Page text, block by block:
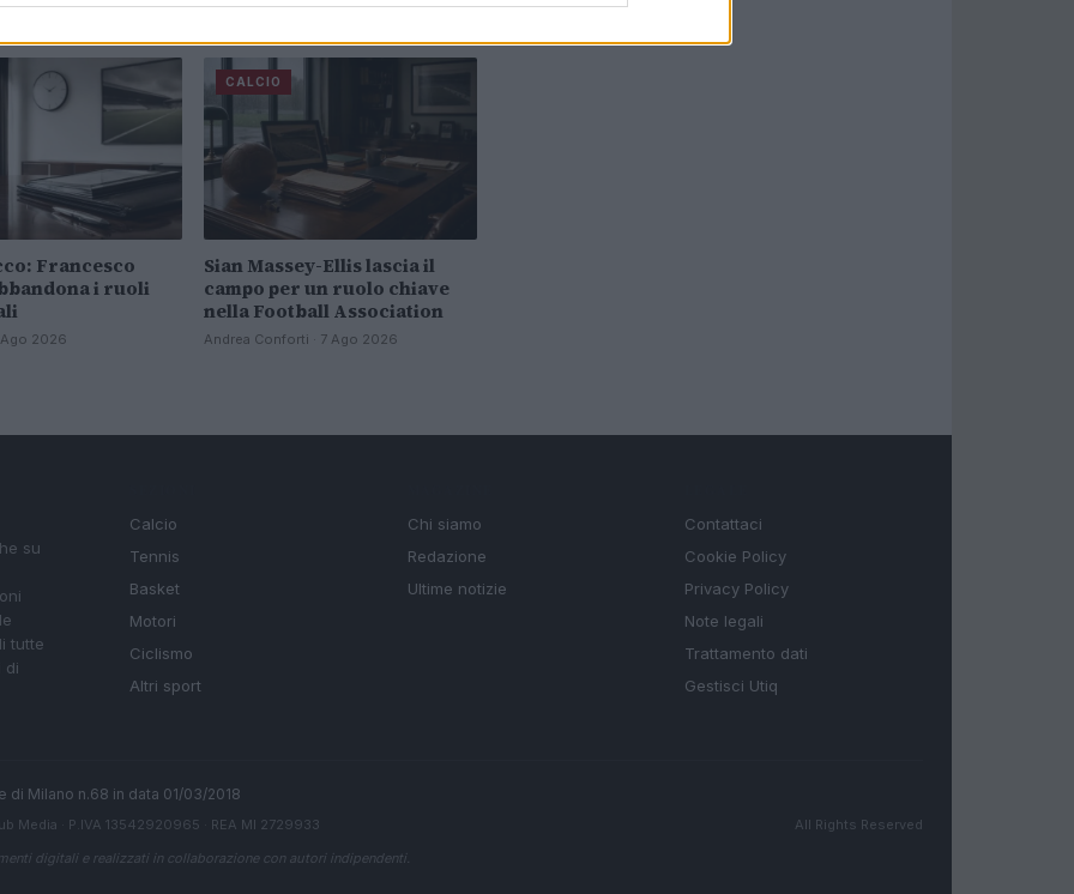
Francesco
i ruoli
Ago 2026
CALCIO
Sian Massey-Ellis lascia il
campo per un ruolo chiave
nella Football Association
Andrea Conforti · 7 Ago 2026
su
tutte
di
Calcio
Tennis
Basket
Motori
Ciclismo
Altri sport
Chi siamo
Redazione
Ultime notizie
Contattaci
Cookie Policy
Privacy Policy
Note legali
Trattamento dati
Gestisci Utiq
Milano n.68 in data 01/03/2018
Media · P.IVA 13542920965 · REA MI 2729933
All Rights Reserved
digitali e realizzati in collaborazione con autori indipendenti.